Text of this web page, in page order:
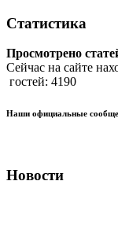
Статистика
Просмотрено
Сейчас на сайте
гостей: 4190
Наши официальные
Новости